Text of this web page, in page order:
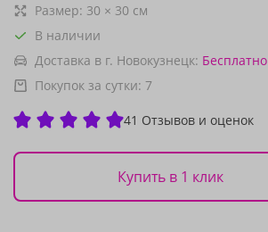
Размер: 30 × 30 см
В наличии
Доставка в г. Новокузнецк: Бесплатно
Покупок за сутки: 7
41 Отзывов и оценок
Купить в 1 клик